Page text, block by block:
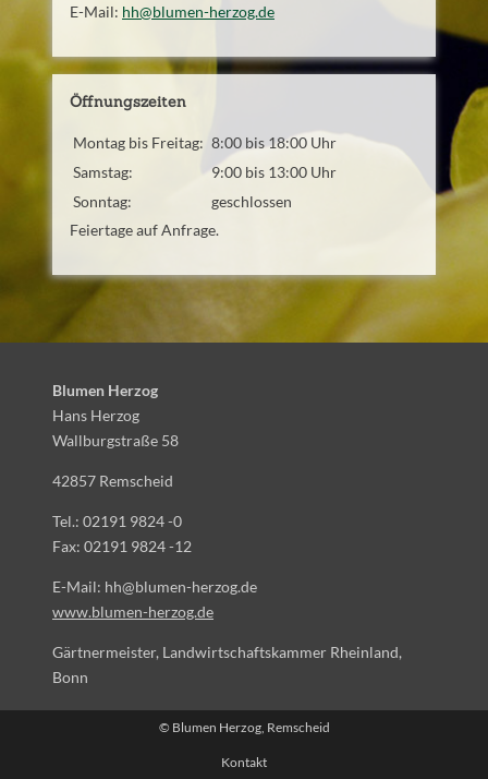
E-Mail: hh@blumen-herzog.de
Öffnungszeiten
Montag bis Freitag: 8:00 bis 18:00 Uhr
Samstag:
9:00 bis 13:00 Uhr
Sonntag:
geschlossen
Feiertage auf Anfrage.
Blumen Herzog
Hans Herzog
Wallburgstraße 58
42857 Remscheid
Tel.: 02191 9824 -0
Fax: 02191 9824 -12
E-Mail: hh@blumen-herzog.de
www.blumen-herzog.de
Gärtnermeister, Landwirtschaftskammer Rheinland,
Bonn
© Blumen Herzog, Remscheid
Kontakt